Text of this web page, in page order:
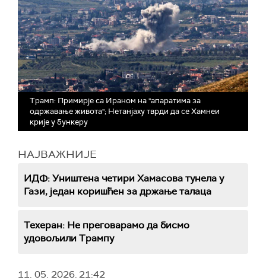
Трамп: Примирје са Ираном на "апаратима за
одржавање живота"; Нетанјаху тврди да се Хамнеи
крије у бункеру
НАЈВАЖНИЈЕ
ИДФ: Уништена четири Хамасова тунела у
Гази, један коришћен за држање талаца
Техеран: Не преговарамо да бисмо
удовољили Трампу
11. 05. 2026.21:42